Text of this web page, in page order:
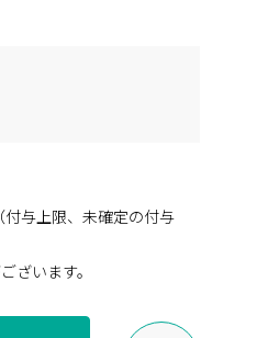
与上限、未確定の付与
ざいます。